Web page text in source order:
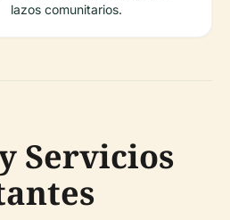
lazos comunitarios.
Servicios